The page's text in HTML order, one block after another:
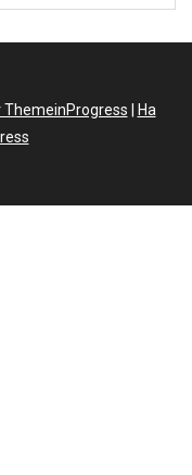
ThemeinProgress
На